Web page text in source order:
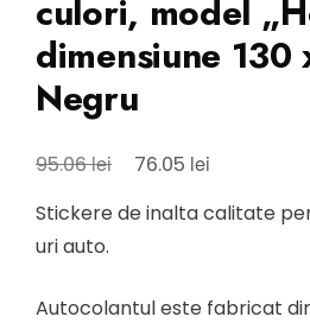
culori, model
dimensiune 130
Negru
95.06lei
Prețul
a
95.06 lei.
76.05 lei
este:
Stickere de inalta calitate
uri auto.
Autocolantul este fabricat